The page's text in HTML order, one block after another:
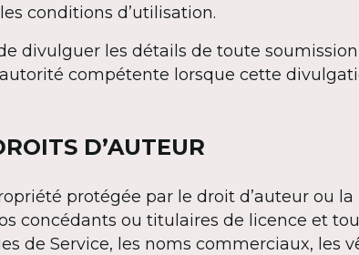
conditions d’utilisation.
divulguer les détails de toute
compétente lorsque cette
D’AUTEUR
protégée par le droit d’auteur ou
concédants ou titulaires de licence et
de Service, les noms commerciaux, les